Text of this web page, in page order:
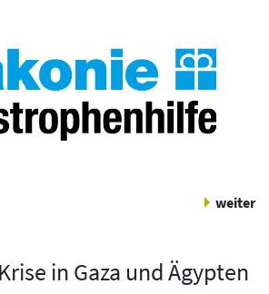
weiter
in Gaza und Ägypten